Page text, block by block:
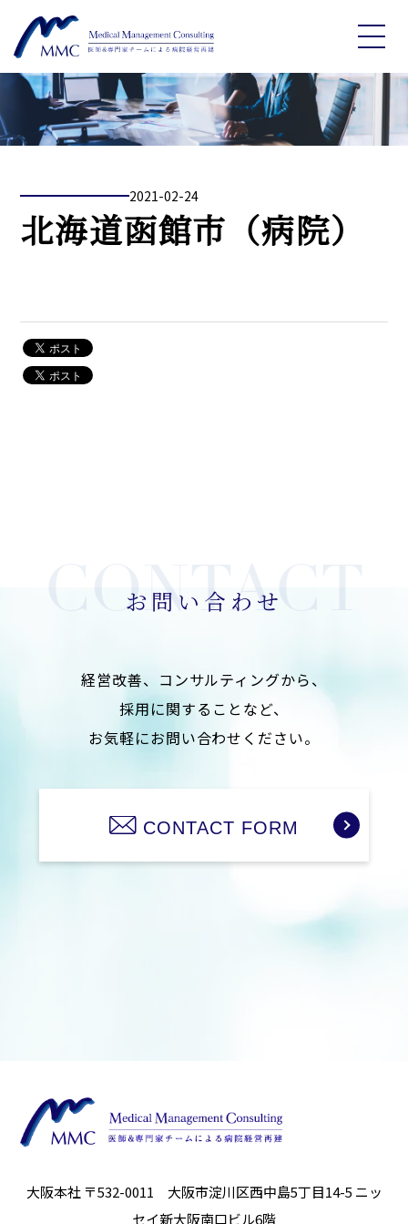
2021-02-24
北海道函館市（病院）
お問い合わせ
経営改善、コンサルティングから、
採用に関することなど、
お気軽にお問い合わせください。
CONTACT FORM
大阪本社 〒532-0011 大阪市淀川区西中島5丁目14-5 ニッ
セイ新大阪南口ビル6階